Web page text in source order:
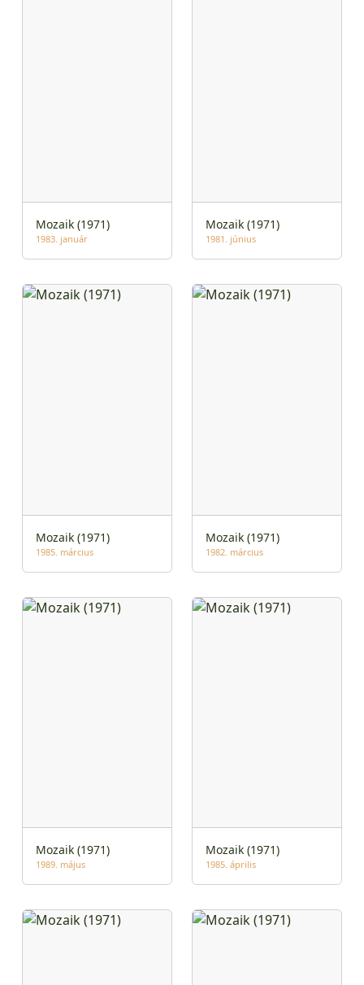
Mozaik (1971)
1983. január
Mozaik (1971)
1981. június
Mozaik (1971)
1985. március
Mozaik (1971)
1982. március
Mozaik (1971)
1989. május
Mozaik (1971)
1985. április